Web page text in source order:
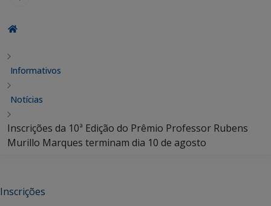
Informativos
Notícias
Inscrições da 10ª Edição do Prêmio Professor Rubens
Murillo Marques terminam dia 10 de agosto
Inscrições